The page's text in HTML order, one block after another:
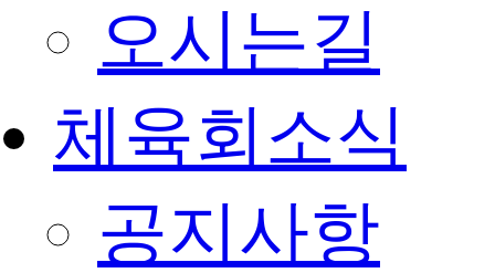
오시는길
체육회소식
공지사항